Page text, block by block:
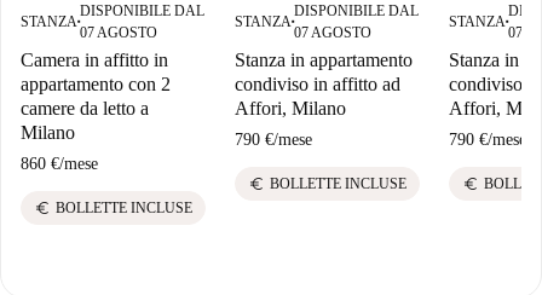
STANZA■
DISPONIBILE DAL
07 AGOSTO
Camera in affitto in
appartamento con 2
camere da letto a
Milano
860 €/mese
euro BOLLETTE INCLUSE
STANZA■
DISPONIBILE DAL
07 AGOSTO
Stanza in appartamento
condiviso in affitto ad
Affori, Milano
790 €/mese
euro BOLLETTE INCLUSE
STANZA■
07
Stanza in
condiviso
Affori,
790 €/mese
euro